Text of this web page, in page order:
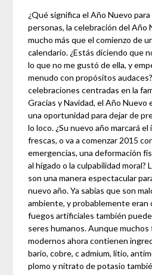
¿Qué significa el Año Nuevo
personas, la celebración del Año
mucho más que el comienzo de
calendario. ¿Estás diciendo que
lo que no me gustó de ella, y
menudo con propósitos
celebraciones centradas en la
Gracias y Navidad, el Año Nuevo
una oportunidad para dejar de
lo loco. ¿Su nuevo año marcará
frescas, o va a comenzar 2015
emergencias, una deformación
al hígado o la culpabilidad moral?
son una manera espectacular
nuevo año. Ya sabías que son
ambiente, y probablemente eran
fuegos artificiales también
seres humanos. Aunque
modernos ahora contienen
bario, cobre, c admium, litio,
plomo y nitrato de potasio